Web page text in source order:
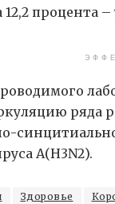
12,2 процента
ряда
А(H3N2).
Здоровье